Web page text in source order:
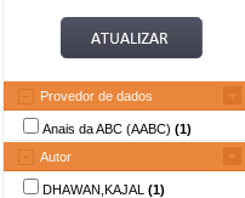
Provedor de dados
Anais da ABC (AABC) (1)
Autor
DHAWAN,KAJAL (1)